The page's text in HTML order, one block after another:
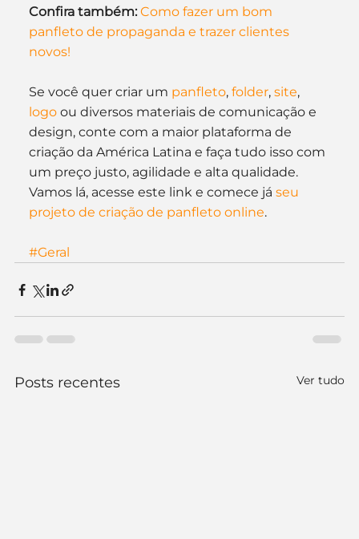
Confira também: Como fazer um bom
panfleto de propaganda e trazer clientes
novos!
Se você quer criar um panfleto, folder, site,
logo ou diversos materiais de comunicação e
design, conte com a maior plataforma de
criação da América Latina e faça tudo isso com
um preço justo, agilidade e alta qualidade.
Vamos lá, acesse este link e comece já seu
projeto de criação de panfleto online.
#Geral
Posts recentes Ver tudo